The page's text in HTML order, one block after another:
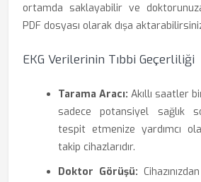
ortamda saklayabilir ve
PDF dosyası olarak dışa
EKG Verilerinin Tıbbi Geçerliliği
Tarama Aracı: Akıllı saatler
sadece potansiyel sağlık
tespit etmenize yardımcı
takip cihazlarıdır.
Doktor Görüşü: